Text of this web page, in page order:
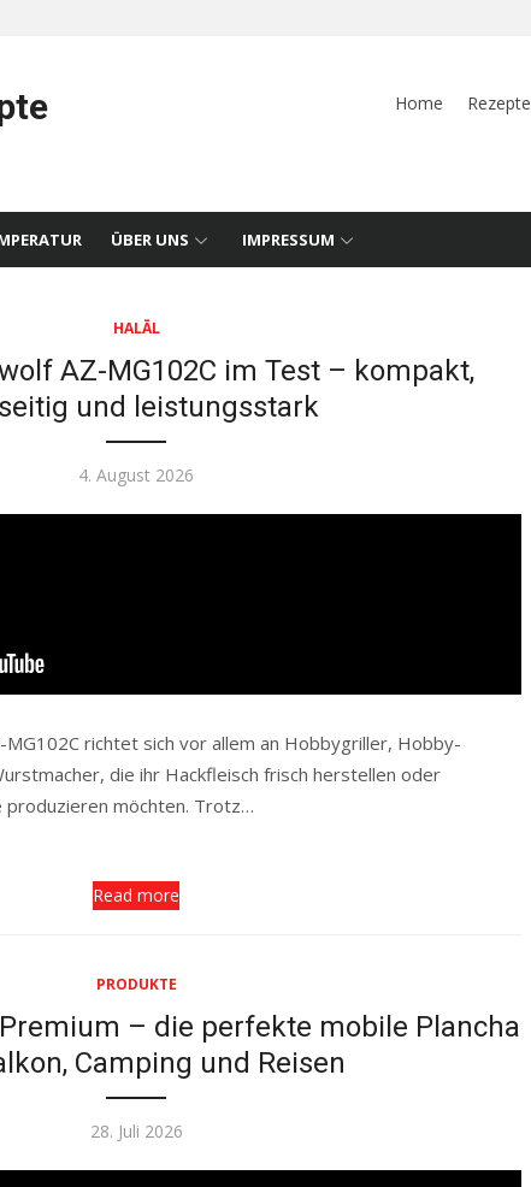
Home Rezepte
ÜBER UNS IMPRESSUM
HALĀL
AZ-MG102C im Test – kompakt,
und leistungsstark
Posted
4. August 2026
MG102C richtet sich vor allem an Hobbygriller, Hobby-
die ihr Hackfleisch frisch herstellen oder
produzieren möchten. Trotz…
Read more
PRODUKTE
– die perfekte mobile Plancha
Camping und Reisen
Posted
28. Juli 2026